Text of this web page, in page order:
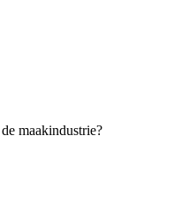
maakindustrie?